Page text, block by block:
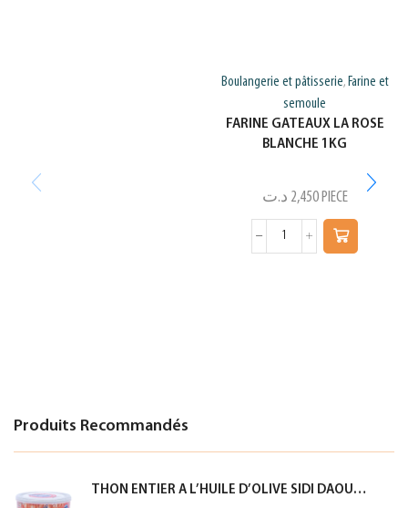
Boulangerie et pâtisserie, Farine et
semoule
FARINE GATEAUX LA ROSE
BLANCHE 1KG
2,450 د.ت PIECE
Produits Recommandés
THON ENTIER A L’HUILE D’OLIVE SIDI DAOUD 950G